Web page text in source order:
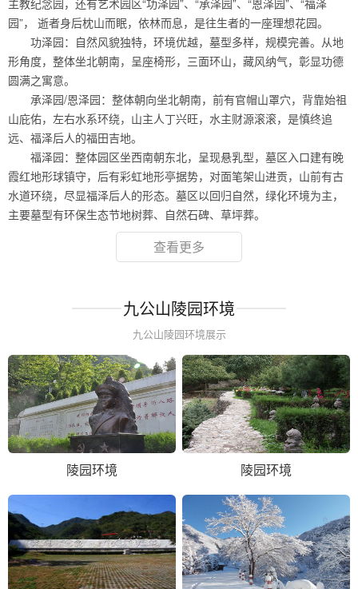
园”， 逝者身后枕山而眠，依林而息，是往生者的一座理想花园。
功泽园：自然风貌独特，环境优越，墓型多样，规模完善。从地
形角度，整体坐北朝南，呈座椅形，三面环山，藏风纳气，彰显功德
圆满之寓意。
承泽园/恩泽园：整体朝向坐北朝南，前有官帽山罩穴，背靠始祖
山庇佑，左右水系环绕，山主人丁兴旺，水主财源滚滚，是慎终追
远、福泽后人的福田吉地。
福泽园：整体园区坐西南朝东北，呈现悬乳型，墓区入口建有晚
霞红地形球镇守，后有彩虹地形亭据势，对面笔架山进贡，山前有古
水道环绕，尽显福泽后人的形态。墓区以回归自然，绿化环境为主，
主要墓型有环保生态节地树葬、自然石碑、草坪葬。
查看更多
九公山陵园环境
九公山陵园环境展示
陵园环境 陵园环境